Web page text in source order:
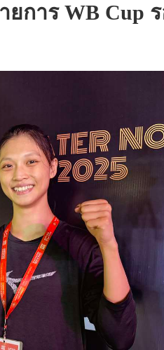
การ WB Cup